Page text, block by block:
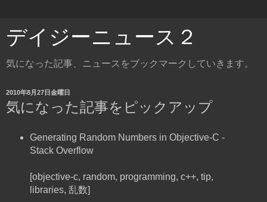
デイジーニュース２
気になった記事、ニュースをブックマークしていきます。
2010年8月27日金曜日
気になった記事をピックアップ
Generating Random Numbers in Objective-C -
Stack Overflow
[objective-c, random, programming, c++, tip,
libraries, 乱数]